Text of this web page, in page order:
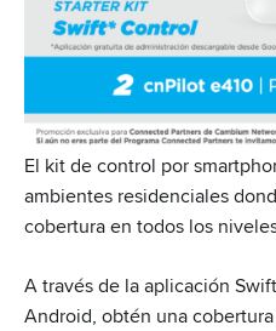
El kit de control por
ambientes residenciales
cobertura en todos los
A través de la aplicación
Android, obtén una